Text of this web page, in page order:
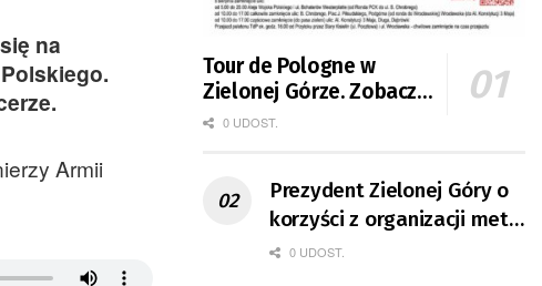
na
Armii
Tour de Pologne w
Zielonej Górze. Zobacz
zmiany w organizacji
0 UDOST.
Prezydent Zielonej Góry o
korzyści z organizacji mety
Tour de Pologne
0 UDOST.